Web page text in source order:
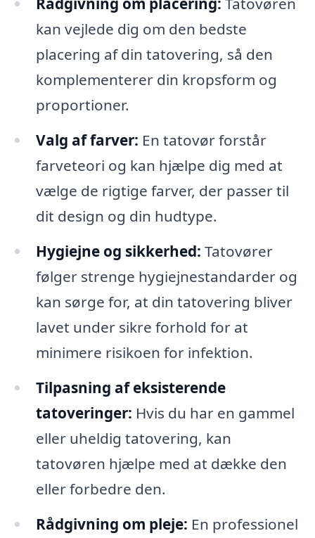
kan vejlede dig om den bedste
placering af din tatovering, så den
komplementerer din kropsform og
proportioner.
Valg af farver: En tatovør forstår
farveteori og kan hjælpe dig med at
vælge de rigtige farver, der passer til
dit design og din hudtype.
Hygiejne og sikkerhed: Tatovører
følger strenge hygiejnestandarder og
kan sørge for, at din tatovering bliver
lavet under sikre forhold for at
minimere risikoen for infektion.
Tilpasning af eksisterende
tatoveringer: Hvis du har en gammel
eller uheldig tatovering, kan
tatovøren hjælpe med at dække den
eller forbedre den.
Rådgivning om pleje: En professionel